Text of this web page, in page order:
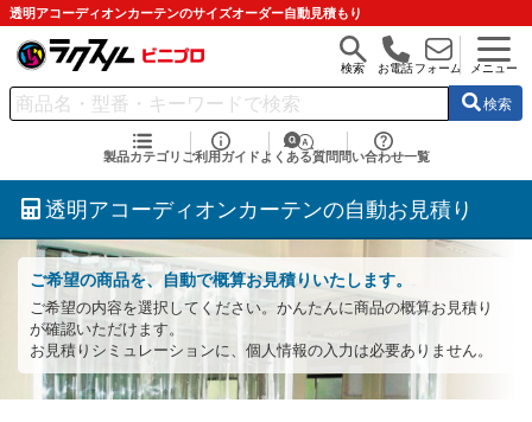
透明アコーディオンカーテンのサイズオーダー自動見積もり
検索 お電話フォーム メニュー
検索
製品カテゴリ ご利用ガイド よくある質問 問い合わせ一覧
透明アコーディオンカーテンの自動お見積り
ご希望の商品を、自動で概算お見積りいたします。
ご希望の内容を選択してください。かんたんに商品の概算お見積り
が確認いただけます。
お見積りシミュレーションに、個人情報の入力は必要ありません。